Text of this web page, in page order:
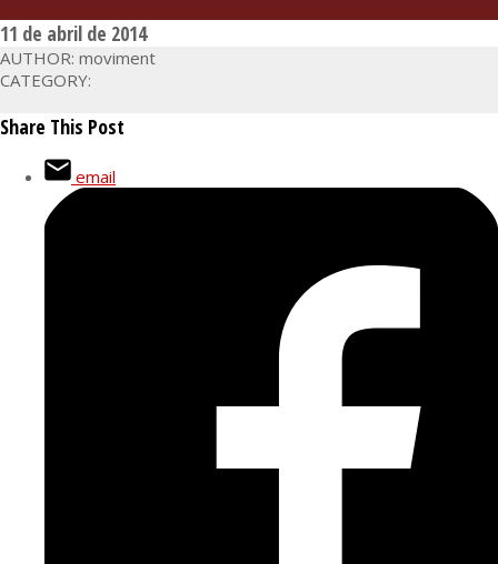
11 de abril de 2014
AUTHOR: moviment
CATEGORY:
Share This Post
email